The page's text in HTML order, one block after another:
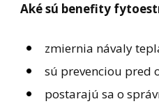
Aké sú benefity
zmiernia návaly
sú prevenciou pred
postarajú sa o